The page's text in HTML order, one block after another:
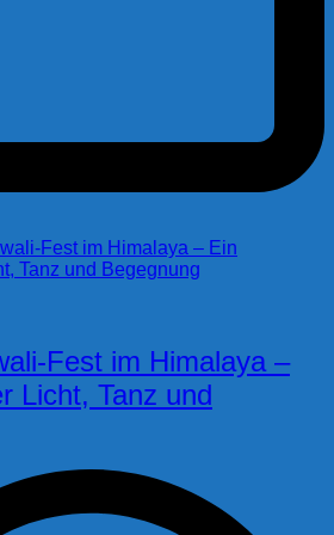
Fest im Himalaya –
Licht, Tanz und